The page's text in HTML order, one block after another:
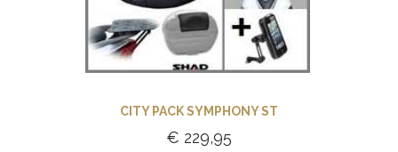
CITY PACK SYMPHONY ST
€ 229,95